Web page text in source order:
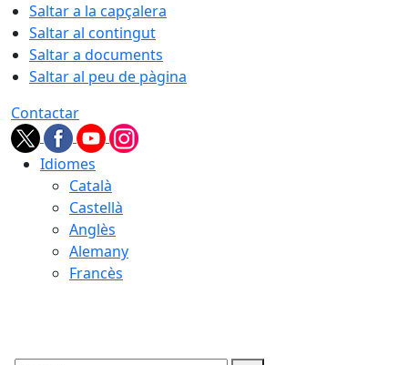
Saltar a la capçalera
Saltar al contingut
Saltar a documents
Saltar al peu de pàgina
Contactar
Idiomes
Català
Castellà
Anglès
Alemany
Francès